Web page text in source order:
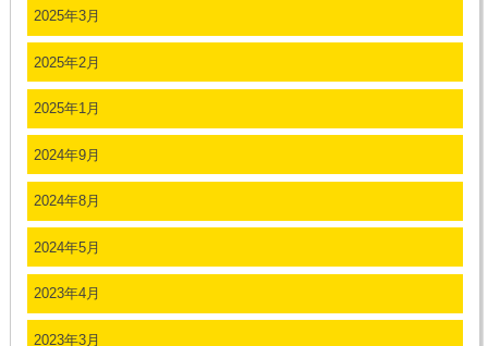
2025年3月
2025年2月
2025年1月
2024年9月
2024年8月
2024年5月
2023年4月
2023年3月